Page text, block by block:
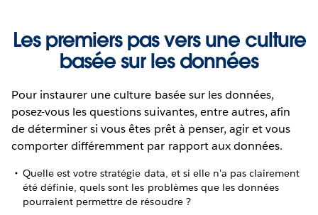
Les premiers pas vers une culture
basée sur les données
Pour instaurer une culture basée sur les données,
posez-vous les questions suivantes, entre autres, afin
de déterminer si vous êtes prêt à penser, agir et vous
comporter différemment par rapport aux données.
Quelle est votre stratégie data, et si elle n'a pas clairement
été définie, quels sont les problèmes que les données
pourraient permettre de résoudre ?